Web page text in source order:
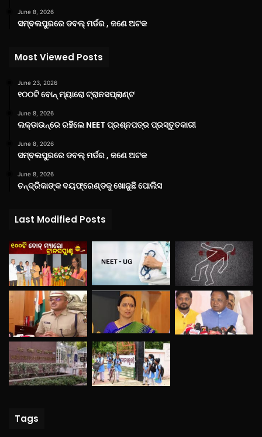
June 8, 2026
ସମ୍ବଲପୁରରେ ଡବଲ୍ ମର୍ଡର , ଜଣେ ଅଟକ
Most Viewed Posts
June 23, 2026
୧୦୦ଟି ବୋନ୍ ମ୍ୟାରୋ ଟ୍ରାନସପ୍ଲାଣ୍ଟ
June 8, 2026
ଲକ୍‌ଡାଉନ୍‌ରେ ରହିଲେ NEET ପ୍ରଶ୍ନପତ୍ର ପ୍ରସ୍ତୁତକାରୀ
June 8, 2026
ସମ୍ବଲପୁରରେ ଡବଲ୍ ମର୍ଡର , ଜଣେ ଅଟକ
June 8, 2026
ଚନ୍ଦ୍ରିକାଙ୍କ ବୟଫ୍ରେଣ୍ଡକୁ ଖୋଜୁଛି ପୋଲିସ
Last Modified Posts
Tags